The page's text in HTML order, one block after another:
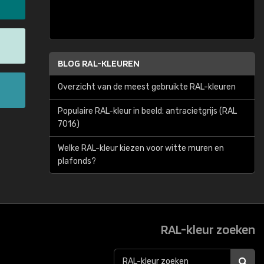
BLOG RAL-KLEUREN
Overzicht van de meest gebruikte RAL-kleuren
Populaire RAL-kleur in beeld: antracietgrijs (RAL
7016)
Welke RAL-kleur kiezen voor witte muren en
plafonds?
RAL-kleur zoeken